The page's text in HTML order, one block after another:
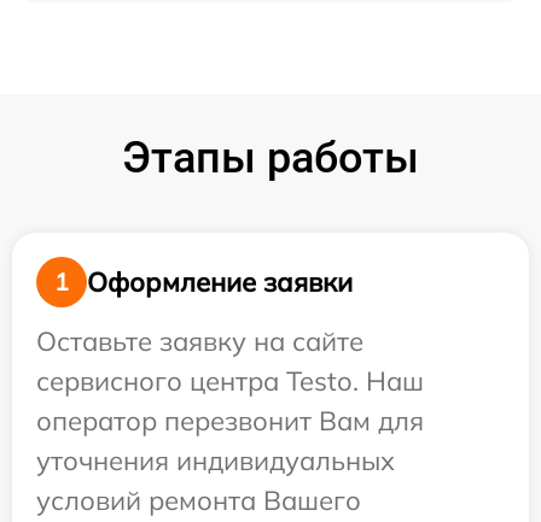
Этапы работы
1
Оформление заявки
Оставьте заявку на сайте
сервисного центра Testo. Наш
оператор перезвонит Вам для
уточнения индивидуальных
условий ремонта Вашего